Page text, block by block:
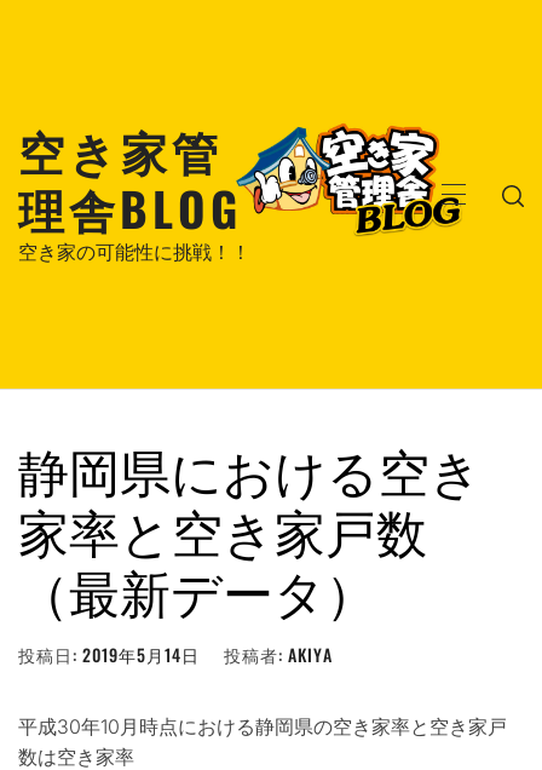
キ
空き家管
理舎BLOG
空き家の可能性に挑戦！！
メ
静岡県における空き
家率と空き家戸数
（最新データ）
投稿日: 2019年5月14日 投稿者: AKIYA
平成30年10月時点における静岡県の空き家率と空き家戸
数は空き家率